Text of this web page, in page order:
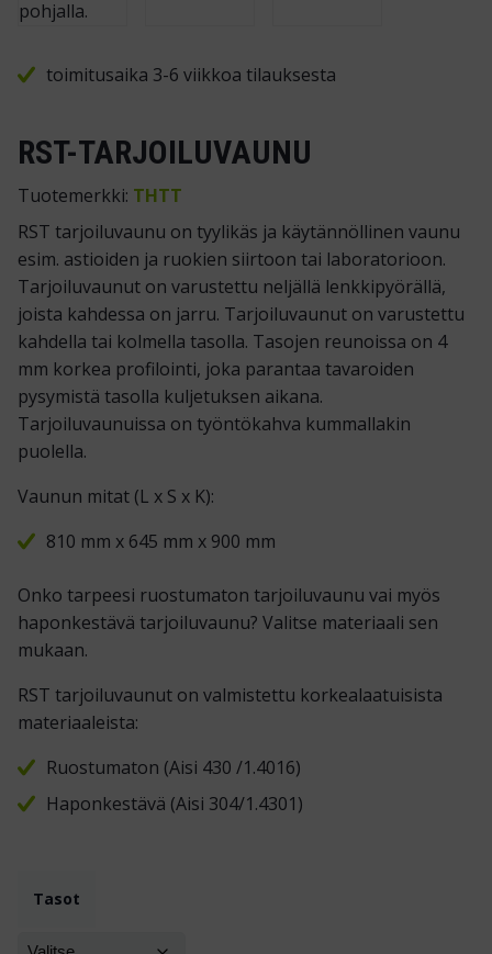
toimitusaika 3-6 viikkoa tilauksesta
RST-TARJOILUVAUNU
Tuotemerkki: THTT
RST tarjoiluvaunu on tyylikäs ja käytännöllinen vaunu
esim. astioiden ja ruokien siirtoon tai laboratorioon.
Tarjoiluvaunut on varustettu neljällä lenkkipyörällä,
joista kahdessa on jarru. Tarjoiluvaunut on varustettu
kahdella tai kolmella tasolla. Tasojen reunoissa on 4
mm korkea profilointi, joka parantaa tavaroiden
pysymistä tasolla kuljetuksen aikana.
Tarjoiluvaunuissa on työntökahva kummallakin
puolella.
Vaunun mitat (L x S x K):
810 mm x 645 mm x 900 mm
Onko tarpeesi ruostumaton tarjoiluvaunu vai myös
haponkestävä tarjoiluvaunu? Valitse materiaali sen
mukaan.
RST tarjoiluvaunut on valmistettu korkealaatuisista
materiaaleista:
Ruostumaton (Aisi 430 /1.4016)
Haponkestävä (Aisi 304/1.4301)
Tasot